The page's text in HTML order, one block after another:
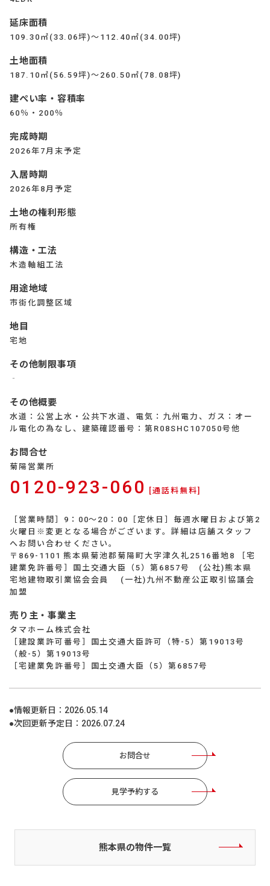
延床面積
109.30㎡(33.06坪)～112.40㎡(34.00坪)
土地面積
187.10㎡(56.59坪)～260.50㎡(78.08坪)
建ぺい率・容積率
60％・200％
完成時期
2026年7月末予定
入居時期
2026年8月予定
土地の権利形態
所有権
構造・工法
木造軸組工法
用途地域
市街化調整区域
地目
宅地
その他制限事項
‐
その他概要
水道：公営上水・公共下水道、電気：九州電力、ガス：オー
ル電化の為なし、建築確認番号：第R08SHC107050号他
お問合せ
菊陽営業所
0120-923-060 [通話料無料]
［営業時間］9：00～20：00［定休日］毎週水曜日および第2
火曜日※変更となる場合がございます。詳細は店舗スタッフ
へお問い合わせください。
〒869-1101 熊本県菊池郡菊陽町大字津久礼2516番地8 ［宅
建業免許番号］国土交通大臣（5）第6857号 (公社)熊本県
宅地建物取引業協会会員 (一社)九州不動産公正取引協議会
加盟
売り主・事業主
タマホーム株式会社
［建設業許可番号］国土交通大臣許可（特-5）第19013号
（般-5）第19013号
［宅建業免許番号］国土交通大臣（5）第6857号
●情報更新日： 2026.05.14
●次回更新予定日： 2026.07.24
お問合せ
見学予約する
熊本県の物件一覧